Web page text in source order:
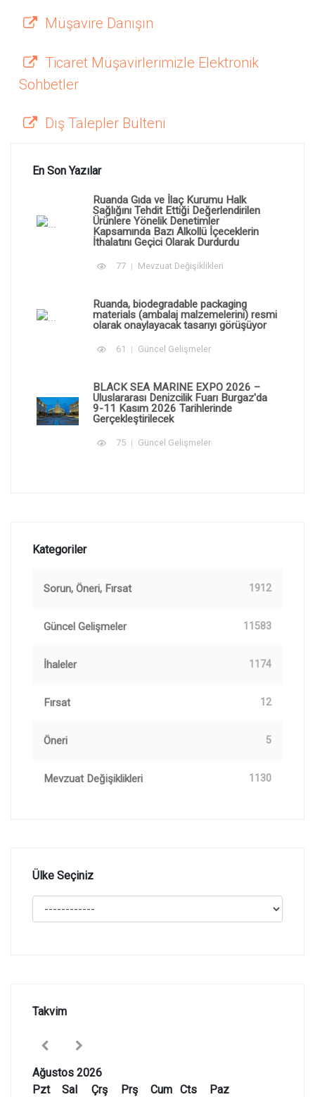
Müşavire Danışın
Ticaret Müşavirlerimizle Elektronik
Sohbetler
Dış Talepler Bülteni
En Son Yazılar
Ruanda Gıda ve İlaç Kurumu Halk
Sağlığını Tehdit Ettiği Değerlendirilen
Ürünlere Yönelik Denetimler
Kapsamında Bazı Alkollü İçeceklerin
İthalatını Geçici Olarak Durdurdu
77 Mevzuat Değişiklikleri
Ruanda, biodegradable packaging
materials (ambalaj malzemelerini) resmi
olarak onaylayacak tasarıyı görüşüyor
61 Güncel Gelişmeler
BLACK SEA MARINE EXPO 2026 –
Uluslararası Denizcilik Fuarı Burgaz'da
9-11 Kasım 2026 Tarihlerinde
Gerçekleştirilecek
75 Güncel Gelişmeler
Kategoriler
Sorun, Öneri, Fırsat 1912
Güncel Gelişmeler 11583
İhaleler 1174
Fırsat 12
Öneri 5
Mevzuat Değişiklikleri 1130
Ülke Seçiniz
Takvim
Ağustos 2026
Pzt
Sal Çrş Prş Cum Cts Paz